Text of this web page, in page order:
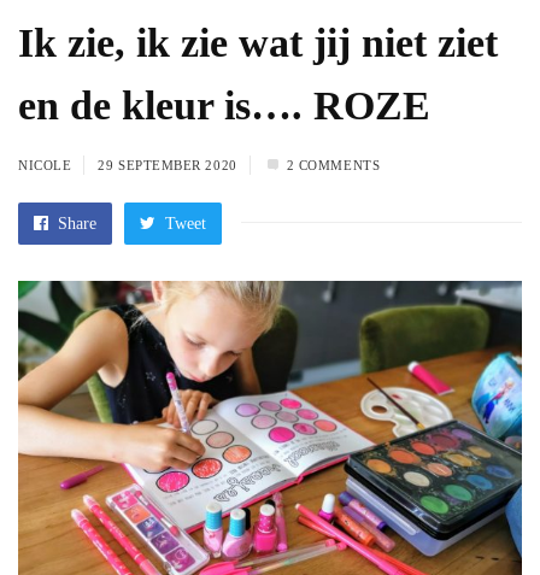
Ik zie, ik zie wat jij niet ziet
en de kleur is…. ROZE
NICOLE 29 SEPTEMBER 2020 2 COMMENTS
Share Tweet